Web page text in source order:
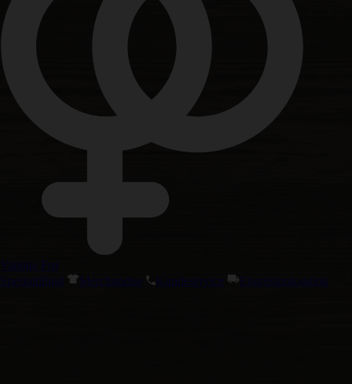
Vanlige Frø
Spesialtilbud
Merchandise Kundeservice Engrosinnlogging